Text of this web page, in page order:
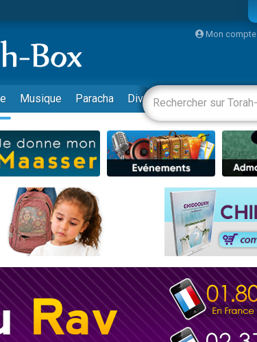
de Vacances Pour les Enfants
ans, dans un appartement insalubre
vacances aux Orphelins
jambe de Yohan
Mon compte
Musique Paracha Divertissements Livres